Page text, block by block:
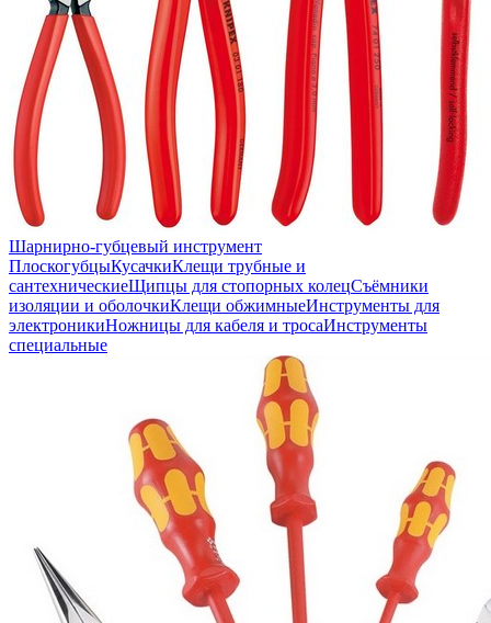
Шарнирно-губцевый инструмент
ПлоскогубцыКусачкиКлещи трубные и
сантехническиеЩипцы для стопорных колецСъёмники
изоляции и оболочкиКлещи обжимныеИнструменты для
электроникиНожницы для кабеля и тросаИнструменты
специальные